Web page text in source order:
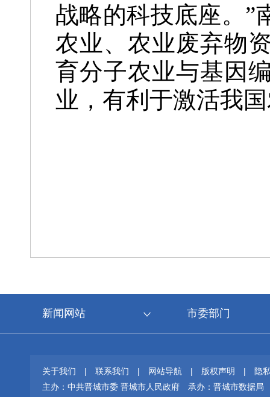
战略的科技底座。”
农业、农业废弃物
育分子农业与基因
业，有利于激活我
新闻网站 市委部门
关于我们 | 联系我们 | 网站导航 | 版权声明 |
隐
主办：中共晋城市委 晋城市人民政府
承办：晋城市数据局